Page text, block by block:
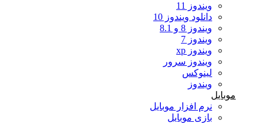
ویندوز 11
دانلود ویندوز 10
ویندوز 8 و 8.1
ویندوز 7
ویندوز xp
ویندوز سرور
لینوکس
ویندوز
موبایل
نرم افزار موبایل
بازی موبایل